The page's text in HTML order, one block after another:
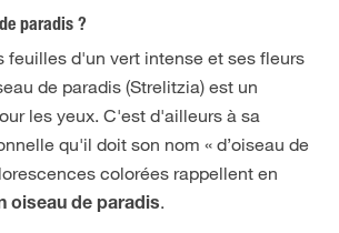
paradis ?
feuilles d'un vert intense et ses fleurs
de paradis (Strelitzia) est un
les yeux. C'est d'ailleurs à sa
qu'il doit son nom « d’oiseau de
colorées rappellent en
oiseau de paradis.